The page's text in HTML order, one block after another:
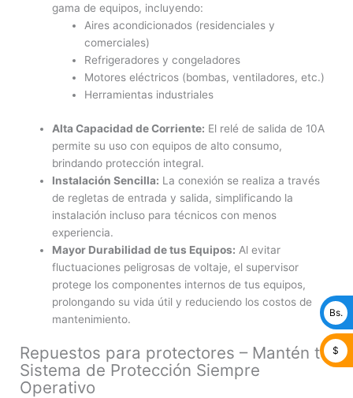
gama de equipos, incluyendo:
Aires acondicionados (residenciales y
comerciales)
Refrigeradores y congeladores
Motores eléctricos (bombas, ventiladores, etc.)
Herramientas industriales
Alta Capacidad de Corriente: El relé de salida de 10A
permite su uso con equipos de alto consumo,
brindando protección integral.
Instalación Sencilla: La conexión se realiza a través
de regletas de entrada y salida, simplificando la
instalación incluso para técnicos con menos
experiencia.
Mayor Durabilidad de tus Equipos: Al evitar
fluctuaciones peligrosas de voltaje, el supervisor
protege los componentes internos de tus equipos,
prolongando su vida útil y reduciendo los costos de
mantenimiento.
Repuestos para protectores – Mantén tu
Sistema de Protección Siempre
Operativo
Bs.
$